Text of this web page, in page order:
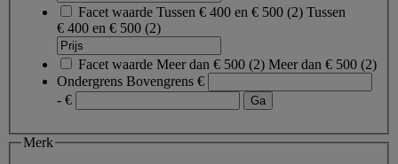
Facet waarde Tussen € 400 en € 500 (2) Tussen
€ 400 en € 500 (2)
Facet waarde Meer dan € 500 (2) Meer dan € 500 (2)
Ondergrens Bovengrens €
- €
Merk